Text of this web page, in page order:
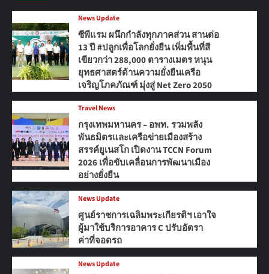
News Update
ซีพีแรม ผนึกกำลังทุกภาคส่วน สานต่อ
13 ปี #ปลูกเพื่อโลกยั่งยืน เพิ่มพื้นที่สี
เขียวกว่า 288,000 ตารางเมตร หนุน
ยุทธศาสตร์ด้านความยั่งยืนเครือ
เจริญโภคภัณฑ์ มุ่งสู่ Net Zero 2050
Travel News
กรุงเทพมหานคร – อพท. รวมพลัง
พันธมิตรและเครือข่ายเมืองสร้าง
สรรค์ยูเนสโก เปิดงาน TCCN Forum
2026 เพื่อขับเคลื่อนการพัฒนาเมือง
อย่างยั่งยืน
News Update
ศูนย์ราชการเฉลิมพระเกียรติฯ เอาใจ
ผู้มาใช้บริการอาคาร C ปรับอัตรา
ค่าที่จอดรถ
News Update